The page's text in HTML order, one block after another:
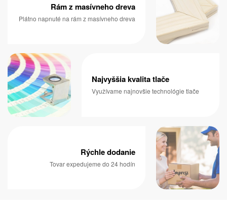
Rám z masívneho dreva
Plátno napnuté na rám z masívneho dreva
Najvyššia kvalita tlače
Využívame najnovšie technológie tlače
Rýchle dodanie
Tovar expedujeme do 24 hodín